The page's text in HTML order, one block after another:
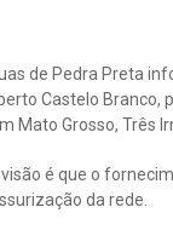
de Pedra Preta
Castelo Branco,
Mato Grosso, Três
é que o
da rede.